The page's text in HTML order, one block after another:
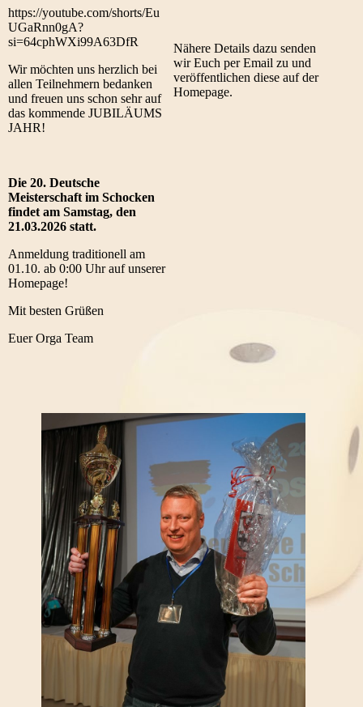
https://youtube.com/shorts/Eu
UGaRnn0gA?
si=64cphWXi99A63DfR
Wir möchten uns herzlich bei
allen Teilnehmern bedanken
und freuen uns schon sehr auf
das kommende JUBILÄUMS
JAHR!
Die 20. Deutsche
Meisterschaft im Schocken
findet am Samstag, den
21.03.2026 statt.
Anmeldung traditionell am
01.10. ab 0:00 Uhr auf unserer
Homepage!
Mit besten Grüßen
Euer Orga Team
Nähere Details dazu senden
wir Euch per Email zu und
veröffentlichen diese auf der
Homepage.